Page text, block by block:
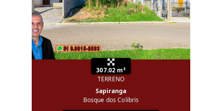
307.02 m²
TERRENO
Sapiranga
Bosque dos Colibris